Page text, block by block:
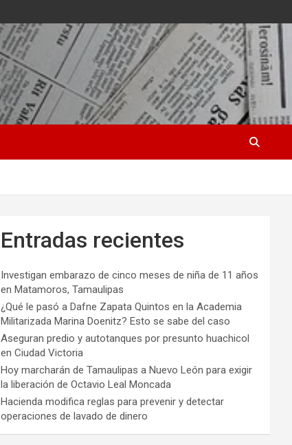
Entradas recientes
Investigan embarazo de cinco meses de niña de 11 años
en Matamoros, Tamaulipas
¿Qué le pasó a Dafne Zapata Quintos en la Academia
Militarizada Marina Doenitz? Esto se sabe del caso
Aseguran predio y autotanques por presunto huachicol
en Ciudad Victoria
Hoy marcharán de Tamaulipas a Nuevo León para exigir
la liberación de Octavio Leal Moncada
Hacienda modifica reglas para prevenir y detectar
operaciones de lavado de dinero